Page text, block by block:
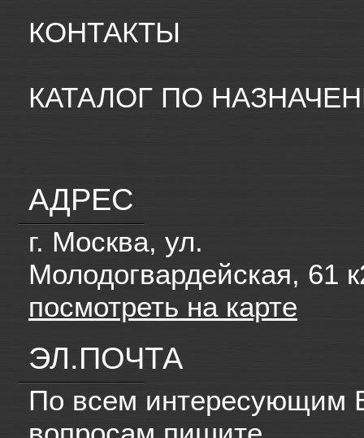
КОНТАКТЫ
КАТАЛОГ ПО
АДРЕС
г. Москва, ул.
Молодогвардейская, 61
посмотреть на карте
ЭЛ.ПОЧТА
По всем интересующим